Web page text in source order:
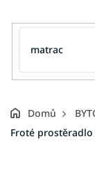
Domů
Froté prostěradlo